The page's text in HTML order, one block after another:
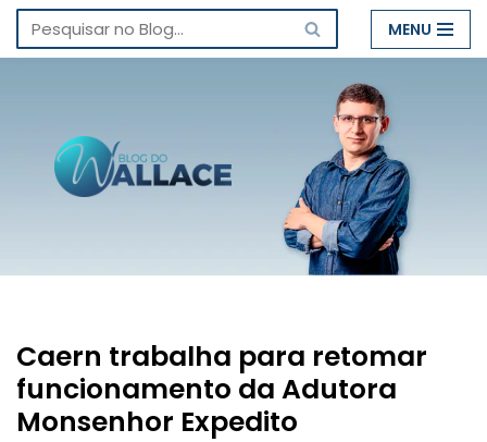
Pular
conteúdo
MENU
Caern trabalha para retomar
funcionamento da Adutora
Monsenhor Expedito